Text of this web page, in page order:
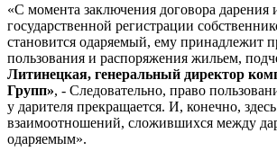
«С момента заключения договора дарения
государственной регистрации
становится одаряемый, ему принадлежит
пользования и распоряжения жильем,
Литинецкая, генеральный директор
Групп», - Следовательно, право
у дарителя прекращается. И, конечно,
взаимоотношений, сложившихся между
одаряемым».